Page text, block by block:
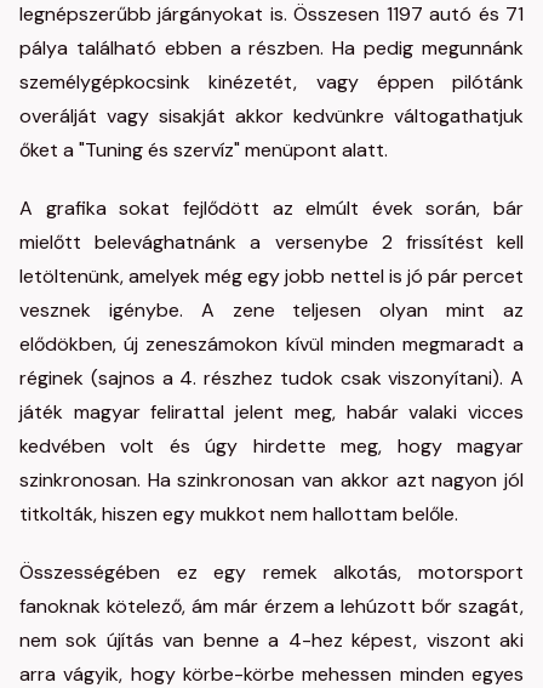
legnépszerűbb járgányokat is. Összesen 1197 autó és 71
pálya található ebben a részben. Ha pedig megunnánk
személygépkocsink kinézetét, vagy éppen pilótánk
overálját vagy sisakját akkor kedvünkre váltogathatjuk
őket a "Tuning és szervíz" menüpont alatt.
A grafika sokat fejlődött az elmúlt évek során, bár
mielőtt belevághatnánk a versenybe 2 frissítést kell
letöltenünk, amelyek még egy jobb nettel is jó pár percet
vesznek igénybe. A zene teljesen olyan mint az
elődökben, új zeneszámokon kívül minden megmaradt a
réginek (sajnos a 4. részhez tudok csak viszonyítani). A
játék magyar felirattal jelent meg, habár valaki vicces
kedvében volt és úgy hirdette meg, hogy magyar
szinkronosan. Ha szinkronosan van akkor azt nagyon jól
titkolták, hiszen egy mukkot nem hallottam belőle.
Összességében ez egy remek alkotás, motorsport
fanoknak kötelező, ám már érzem a lehúzott bőr szagát,
nem sok újítás van benne a 4-hez képest, viszont aki
arra vágyik, hogy körbe-körbe mehessen minden egyes